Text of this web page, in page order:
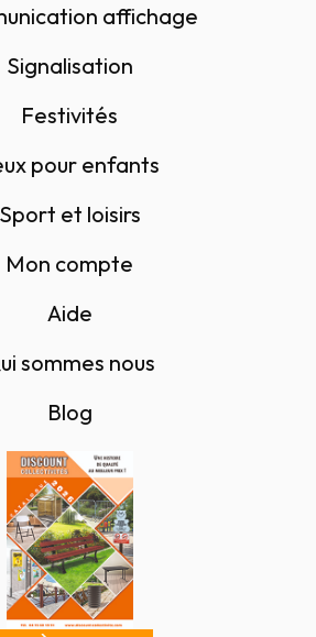
affichage
Signalisation
Festivités
pour enfants
Sport et loisirs
Mon compte
Aide
sommes nous
Blog